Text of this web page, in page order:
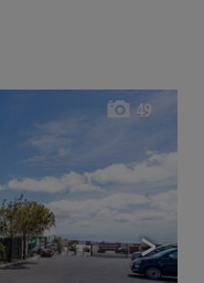
>
49